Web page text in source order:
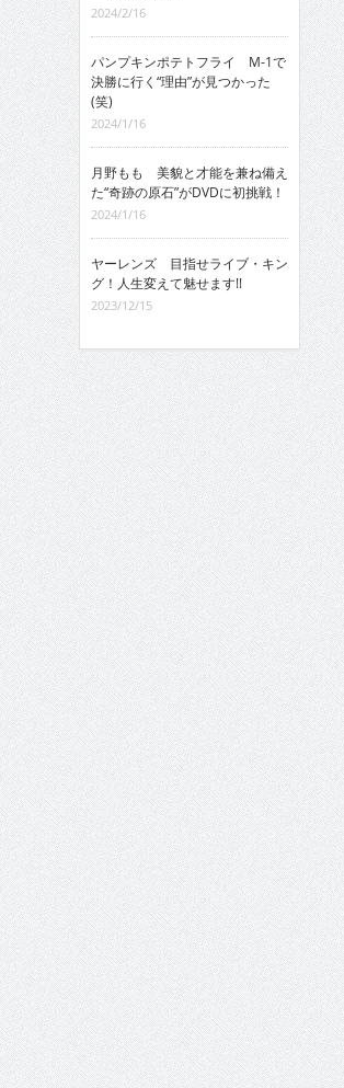
2024/2/16
パンプキンポテトフライ M-1で
決勝に行く“理由”が見つかった
(笑)
2024/1/16
月野もも 美貌と才能を兼ね備え
た“奇跡の原石”がDVDに初挑戦！
2024/1/16
ヤーレンズ 目指せライブ・キン
グ！人生変えて魅せます!!
2023/12/15